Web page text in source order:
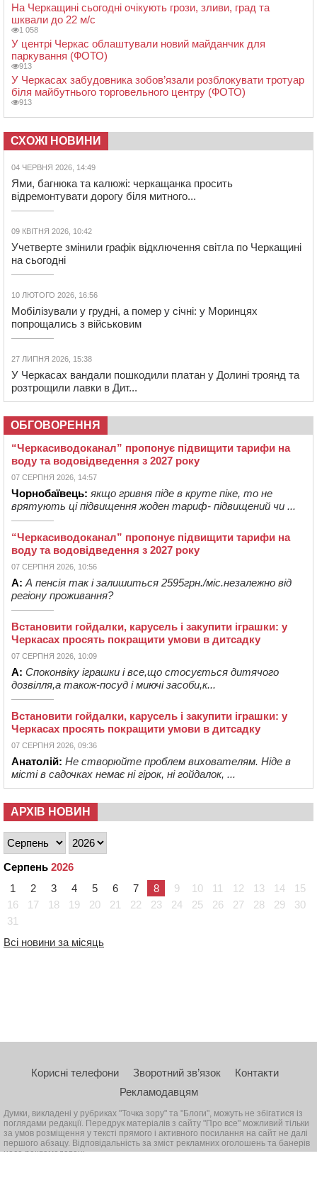
На Черкащині сьогодні очікують грози, зливи, град та
шквали до 22 м/с
1 058
У центрі Черкас облаштували новий майданчик для
паркування (ФОТО)
913
У Черкасах забудовника зобов’язали розблокувати тротуар
біля майбутнього торговельного центру (ФОТО)
913
СХОЖІ НОВИНИ
04 ЧЕРВНЯ 2026, 14:49
Ями, багнюка та калюжі: черкащанка просить
відремонтувати дорогу біля митного...
09 КВІТНЯ 2026, 10:42
Учетверте змінили графік відключення світла по Черкащині
на сьогодні
10 ЛЮТОГО 2026, 16:56
Мобілізували у грудні, а помер у січні: у Моринцях
попрощались з військовим
27 ЛИПНЯ 2026, 15:38
У Черкасах вандали пошкодили платан у Долині троянд та
розтрощили лавки в Дит...
ОБГОВОРЕННЯ
“Черкасиводоканал” пропонує підвищити тарифи на
воду та водовідведення з 2027 року
07 СЕРПНЯ 2026, 14:57
Чорнобаївець: якщо гривня піде в круте піке, то не
врятують ці підвищення жоден тариф- підвищений чи ...
“Черкасиводоканал” пропонує підвищити тарифи на
воду та водовідведення з 2027 року
07 СЕРПНЯ 2026, 10:56
А: А пенсія так і залишиться 2595грн./міс.незалежно від
регіону проживання?
Встановити гойдалки, карусель і закупити іграшки: у
Черкасах просять покращити умови в дитсадку
07 СЕРПНЯ 2026, 10:09
А: Споконвіку іграшки і все,що стосується дитячого
дозвілля,а також-посуд і миючі засоби,к...
Встановити гойдалки, карусель і закупити іграшки: у
Черкасах просять покращити умови в дитсадку
07 СЕРПНЯ 2026, 09:36
Анатолій: Не створюйте проблем вихователям. Ніде в
місті в садочках немає ні гірок, ні гойдалок, ...
АРХІВ НОВИН
Серпень 2026
1
2 3 4 5 6 7 8 9 10 11 12 13 14
15
16
17 18 19 20 21 22 23 24 25 26 27 28 29
30
31
Всі новини за місяць
Корисні телефони Зворотний зв’язок
Контакти
Рекламодавцям
Думки, викладені у рубриках "Точка зору" та "Блоги", можуть не збігатися із
поглядами редакції. Передрук матеріалів з сайту "Про все" можливий тільки
за умов розміщення у тексті прямого і активного посилання на сайт не далі
першого абзацу. Відповідальність за зміст рекламних оголошень та банерів
несе рекламодавець